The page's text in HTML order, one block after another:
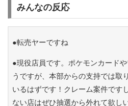
みんなの反応
●転売ヤーですね
●現役店員です。ポケモンカード
うですが、本部からの支持では取
いるはずです！クレーム案件です
ない店はぜひ抽選から外れて欲し